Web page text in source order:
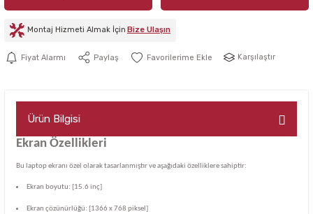
Montaj Hizmeti Almak İçin Bize Ulaşın
Fiyat Alarmı Paylaş Karşılaştır
Ürün Bilgisi
Ekran Özellikleri
Bu laptop ekranı özel olarak tasarlanmıştır ve aşağıdaki özelliklere sahiptir:
Ekran boyutu: [15.6 inç]
Ekran çözünürlüğü: [1366 x 768 piksel]